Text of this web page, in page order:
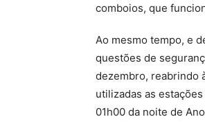
comboios, que
Ao mesmo tempo, e
questões de
dezembro, reabrindo
utilizadas as
01h00 da noite de